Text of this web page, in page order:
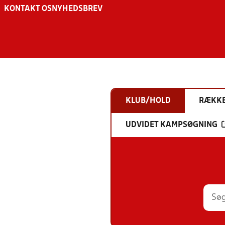
KONTAKT OS NYHEDSBREV
KLUB/HOLD
UDVIDET KAMPSØGNING